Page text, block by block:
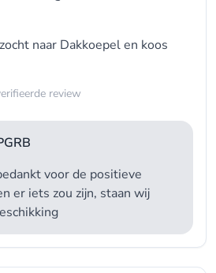
naar Dakkoepel en koos
review
voor de positieve
er iets zou zijn, staan wij